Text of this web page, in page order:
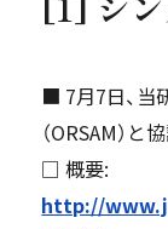
■ 7月7日、当
（ORSAM）と
□ 概要:
http://